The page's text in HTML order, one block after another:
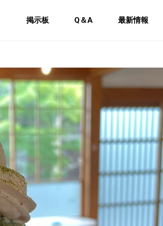
掲示板 Q＆A 最新情報